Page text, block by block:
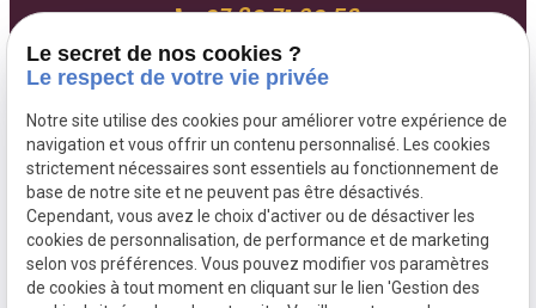
07 80 71 60 53
271 Chaussée Jules César
95250 BEAUCHAMP
Lundi au Vendredi 9h-20h
Plan du site
Mentions légales
Le secret de nos cookies ?
Le respect de votre vie privée
Notre site utilise des cookies pour améliorer votre expérience de
navigation et vous offrir un contenu personnalisé. Les cookies
strictement nécessaires sont essentiels au fonctionnement de
base de notre site et ne peuvent pas être désactivés.
Cependant, vous avez le choix d'activer ou de désactiver les
cookies de personnalisation, de performance et de marketing
selon vos préférences. Vous pouvez modifier vos paramètres
de cookies à tout moment en cliquant sur le lien 'Gestion des